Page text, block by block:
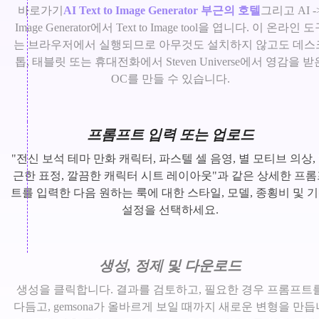
바로가기 AI Text to Image Generator 부근의 호텔 그리고 AI -
Image Generator에서 Text to Image tool을 엽니다. 이 온라인 도
는 브라우저에서 실행되므로 아무것도 설치하지 않고도 데스
톱, 태블릿 또는 휴대전화에서 Steven Universe에서 영감을 받
OC를 만들 수 있습니다.
프롬프트 입력 또는 업로드
"전신 보석 테마 만화 캐릭터, 파스텔 셀 음영, 별 모티브 의상,
근한 표정, 깔끔한 캐릭터 시트 레이아웃"과 같은 상세한 프롬
트를 입력한 다음 원하는 룩에 대한 스타일, 모델, 종횡비 및
설정을 선택하세요.
생성, 정제 및 다운로드
생성을 클릭합니다. 결과를 검토하고, 필요한 경우 프롬프트
다듬고, gemsona가 올바르게 보일 때까지 새로운 변형을 만듭